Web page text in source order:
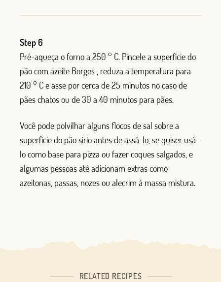
Step 6
Pré-aqueça o forno a 250 ° C. Pincele a superfície do
pão com azeite Borges , reduza a temperatura para
210 ° C e asse por cerca de 25 minutos no caso de
pães chatos ou de 30 a 40 minutos para pães.
Você pode polvilhar alguns flocos de sal sobre a
superfície do pão sírio antes de assá-lo, se quiser usá-
lo como base para pizza ou fazer coques salgados, e
algumas pessoas até adicionam extras como
azeitonas, passas, nozes ou alecrim à massa mistura.
RELATED RECIPES